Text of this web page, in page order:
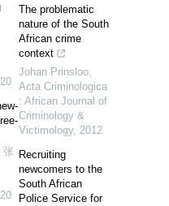
张
The problematic
nature of the South
African crime
context
Johan Prinsloo,
Acta Criminologica
: African Journal of
Criminology &
Victimology, 2012
Recruiting
newcomers to the
South African
Police Service for